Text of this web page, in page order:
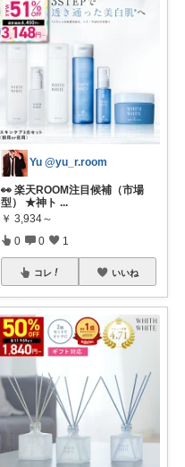
Yu @yu_r.room
👀 楽天ROOM注目候補（市場
型） ★神ト ...
￥ 3,934～
0 0 1
コレ いいね